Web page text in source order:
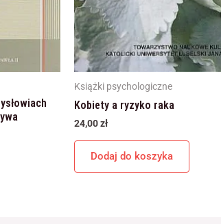
Książki psychologiczne
Kobiety a ryzyko raka
24,00zł
Dodaj do koszyka
spersonalizowanych
treści i ofert.